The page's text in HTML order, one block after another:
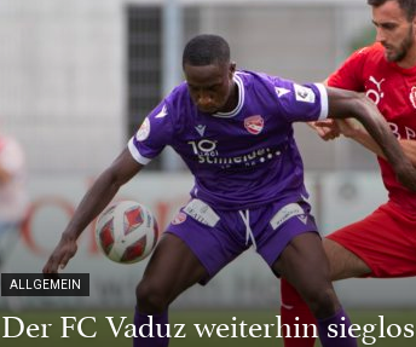
ALLGEMEIN
Der FC Vaduz weiterhin sieglos